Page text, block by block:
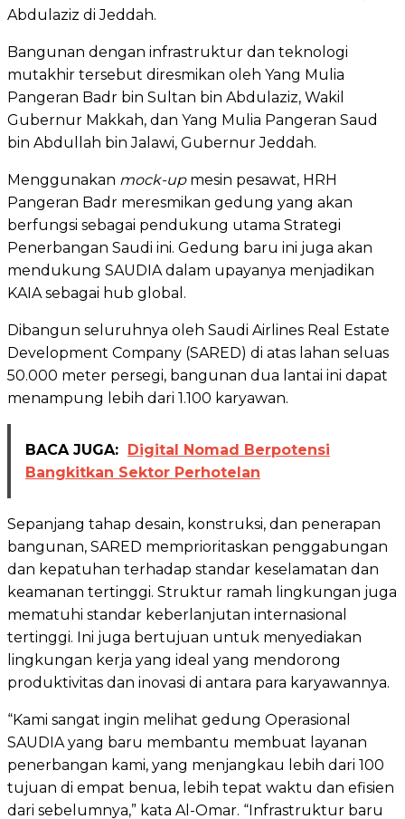
Abdulaziz di Jeddah.
Bangunan dengan infrastruktur dan teknologi
mutakhir tersebut diresmikan oleh Yang Mulia
Pangeran Badr bin Sultan bin Abdulaziz, Wakil
Gubernur Makkah, dan Yang Mulia Pangeran Saud
bin Abdullah bin Jalawi, Gubernur Jeddah.
Menggunakan mock-upmesin pesawat, HRH
Pangeran Badr meresmikan gedung yang akan
berfungsi sebagai pendukung utama Strategi
Penerbangan Saudi ini. Gedung baru ini juga akan
mendukung SAUDIA dalam upayanya menjadikan
KAIA sebagai hub global.
Dibangun seluruhnya oleh Saudi Airlines Real Estate
Development Company (SARED) di atas lahan seluas
50.000 meter persegi, bangunan dua lantai ini dapat
menampung lebih dari 1.100 karyawan.
BACA JUGA: Digital Nomad Berpotensi
Bangkitkan Sektor Perhotelan
Sepanjang tahap desain, konstruksi, dan penerapan
bangunan, SARED memprioritaskan penggabungan
dan kepatuhan terhadap standar keselamatan dan
keamanan tertinggi. Struktur ramah lingkungan juga
mematuhi standar keberlanjutan internasional
tertinggi. Ini juga bertujuan untuk menyediakan
lingkungan kerja yang ideal yang mendorong
produktivitas dan inovasi di antara para karyawannya.
“Kami sangat ingin melihat gedung Operasional
SAUDIA yang baru membantu membuat layanan
penerbangan kami, yang menjangkau lebih dari 100
tujuan di empat benua, lebih tepat waktu dan efisien
dari sebelumnya,” kata Al-Omar. “Infrastruktur baru